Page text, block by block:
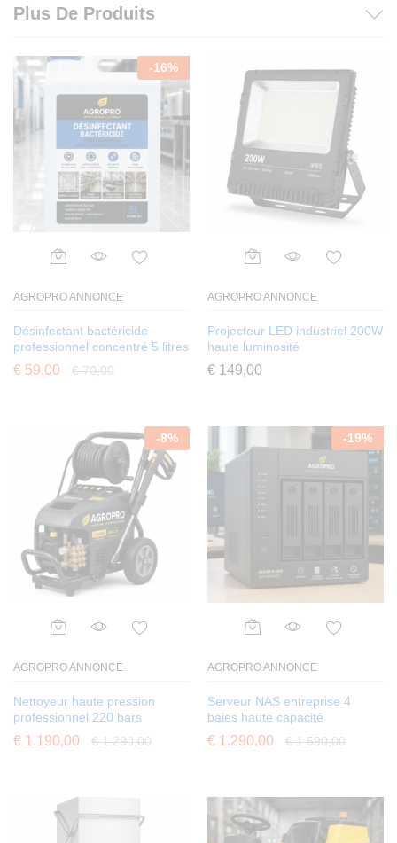
4.02
sur 5
notation
s client
Plus De Produits
-16%
AGROPRO ANNONCE
Désinfectant bactéricide
professionnel concentré 5 litres
€ 59,00 €70,00
AGROPRO ANNONCE
Projecteur LED industriel 200W
haute luminosité
€ 149,00
-8%
AGROPRO ANNONCE
Nettoyeur haute pression
professionnel 220 bars
€ 1.190,00 €1.290,00
-19%
AGROPRO ANNONCE
Serveur NAS entreprise 4
baies haute capacité
€ 1.290,00 €1.590,00